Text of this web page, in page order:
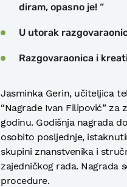
diram, opasno je! “
U utorak
Razgovaraonica i
Jasminka Gerin, učiteljica
“Nagrade Ivan Filipović”
godinu. Godišnja nagrada
osobito posljednje,
skupini znanstvenika i
zajedničkog rada. Nagrada
procedure.